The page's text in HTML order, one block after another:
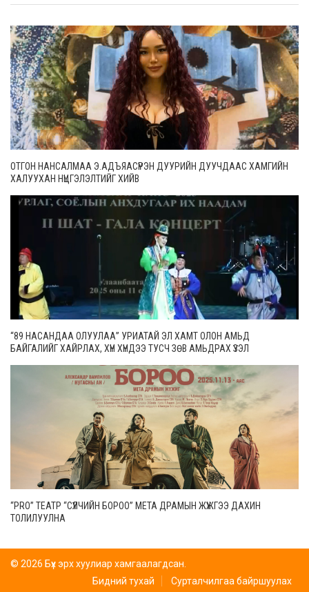
ОТГОН НАНСАЛМАА Э.АДЪЯАСҮРЭН ДУУРИЙН ДУУЧДААС ХАМГИЙН
ХАЛУУХАН НҮЦГЭЛЭЛТИЙГ ХИЙВ
“89 НАСАНДАА ОЛУУЛАА” УРИАТАЙ ЭЛ ХАМТ ОЛОН АМЬД
БАЙГАЛИЙГ ХАЙРЛАХ, ХҮН ХҮНДЭЭ ТУСЧ ЗӨВ АМЬДРАХ ҮЗЭЛ
“PRO” ТЕАТР “СҮҮЛЧИЙН БОРОО” МЕТА ДРАМЫН ЖҮЖГЭЭ ДАХИН
ТОЛИЛУУЛНА
© 2026 Бүх эрх хуулиар хамгаалагдсан.
Бидний тухай
Сурталчилгаа байршуулах